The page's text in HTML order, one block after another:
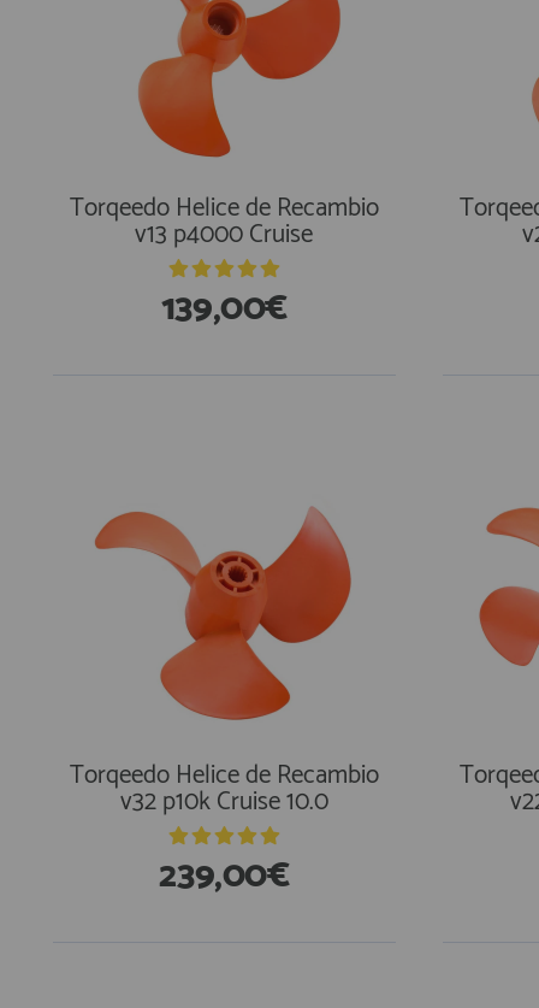
Torqeedo Helice de Recambio
v13 p4000 Cruise
139,00€
Torqeedo Helice de Recambio
v32 p10k Cruise 10.0
239,00€